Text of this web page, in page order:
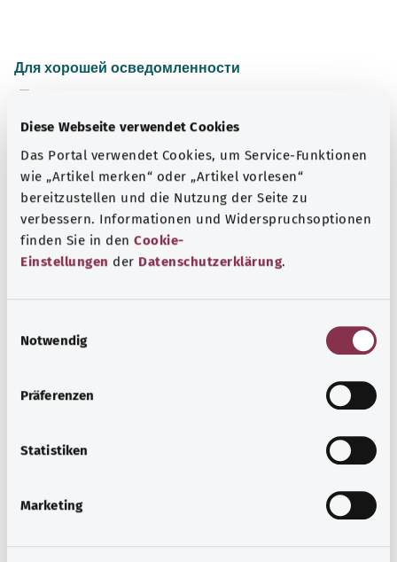
Diese Webseite verwendet Cookies
Das Portal verwendet Cookies, um Service-Funktionen
wie „Artikel merken“ oder „Artikel vorlesen“
bereitzustellen und die Nutzung der Seite zu
verbessern. Informationen und Widerspruchsoptionen
finden Sie in den Cookie-
Einstellungen der Datenschutzerklärung.
Notwendig
Präferenzen
Statistiken
Marketing
Для хорошей осведомленности
Другие статьи
Хроническая болезнь почек обычно развивается у
незаметно, так как на ранних стадиях снижение
функции почек не вызывает никаких симптомов.
Узнать больше